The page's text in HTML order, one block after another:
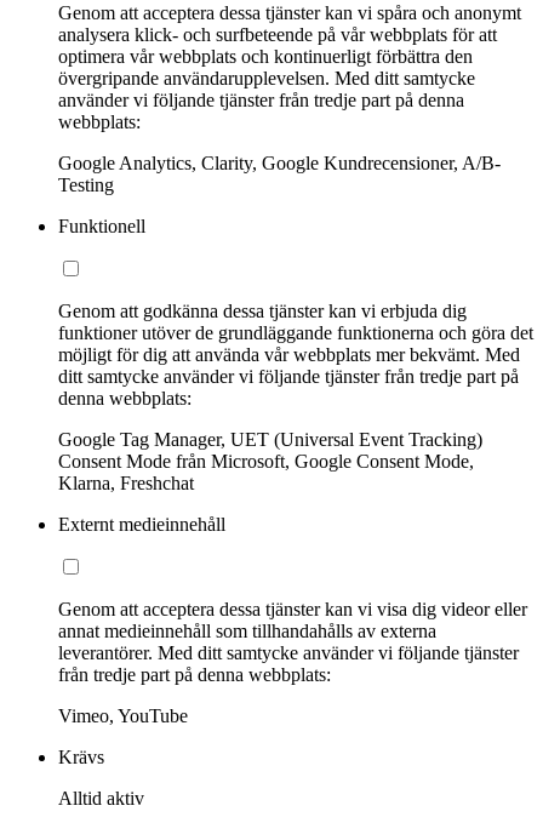
Genom att acceptera dessa tjänster kan vi spåra och anonymt
analysera klick- och surfbeteende på vår webbplats för att
optimera vår webbplats och kontinuerligt förbättra den
övergripande användarupplevelsen. Med ditt samtycke
använder vi följande tjänster från tredje part på denna
webbplats:
Google Analytics, Clarity, Google Kundrecensioner, A/B-
Testing
Funktionell
Genom att godkänna dessa tjänster kan vi erbjuda dig
funktioner utöver de grundläggande funktionerna och göra det
möjligt för dig att använda vår webbplats mer bekvämt. Med
ditt samtycke använder vi följande tjänster från tredje part på
denna webbplats:
Google Tag Manager, UET (Universal Event Tracking)
Consent Mode från Microsoft, Google Consent Mode,
Klarna, Freshchat
Externt medieinnehåll
Genom att acceptera dessa tjänster kan vi visa dig videor eller
annat medieinnehåll som tillhandahålls av externa
leverantörer. Med ditt samtycke använder vi följande tjänster
från tredje part på denna webbplats:
Vimeo, YouTube
Krävs
Alltid aktiv